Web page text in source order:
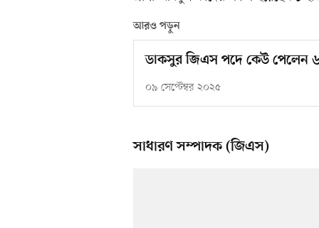
আরও পড়ুন
ডাকসুর জিএস পদে কেউ পেলেন
০৯ সেপ্টেম্বর ২০২৫
সাধারণ সম্পাদক (জিএস)